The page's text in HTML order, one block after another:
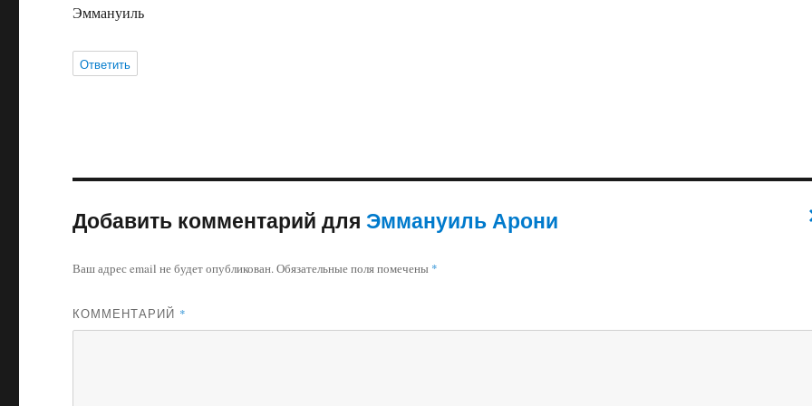
Эммануиль
Ответить
Добавить комментарий дляЭммануиль Арони
е
Ваш адрес email не будет опубликован.Обязательные поля помечены *
КОММЕНТАРИЙ *